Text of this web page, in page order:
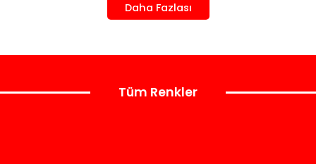
Daha Fazlası
Tüm Renkler